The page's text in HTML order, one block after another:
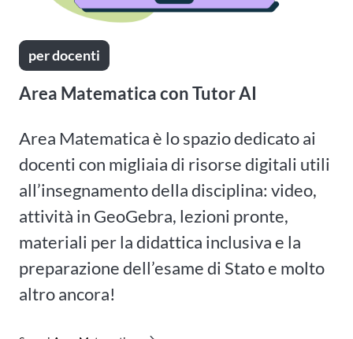
per docenti
Area Matematica con Tutor AI
Area Matematica è lo spazio dedicato ai
docenti con migliaia di risorse digitali utili
all’insegnamento della disciplina: video,
attività in GeoGebra, lezioni pronte,
materiali per la didattica inclusiva e la
preparazione dell’esame di Stato e molto
altro ancora!